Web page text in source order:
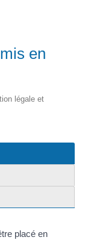
en
légale et
placé en